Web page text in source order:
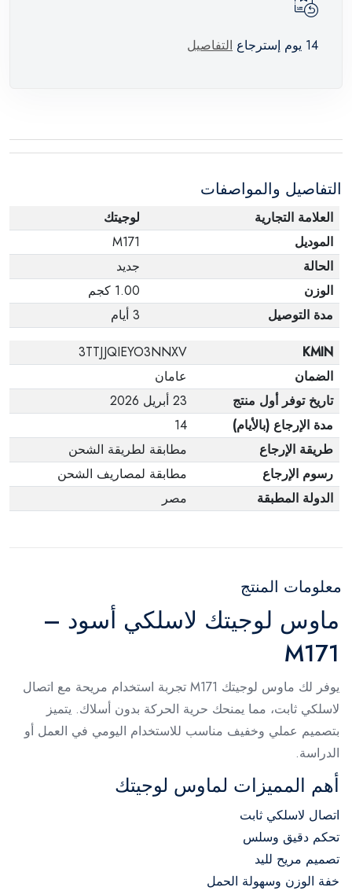
14 يوم إسترجاع التفاصيل
التفاصيل والمواصفات
العلامة التجارية
لوجيتك
الموديل
M171
الحالة
جديد
الوزن
1.00 كجم
مدة التوصيل
3 أيام
KMIN
3TTJJQIEYO3NNXV
الضمان
عامان
تاريخ توفر أول منتج
23 أبريل 2026
مدة الإرجاع (بالأيام)
14
طريقة الإرجاع
مطابقة لطريقة الشحن
رسوم الإرجاع
مطابقة لمصاريف الشحن
الدولة المطبقة
مصر
معلومات المنتج
ماوس لوجيتك لاسلكي أسود –
M171
يوفر لك ماوس لوجيتك M171 تجربة استخدام مريحة مع اتصال
لاسلكي ثابت، مما يمنحك حرية الحركة بدون أسلاك. يتميز
بتصميم عملي وخفيف مناسب للاستخدام اليومي في العمل أو
الدراسة.
أهم المميزات لماوس لوجيتك
اتصال لاسلكي ثابت
تحكم دقيق وسلس
تصميم مريح لليد
خفة الوزن وسهولة الحمل